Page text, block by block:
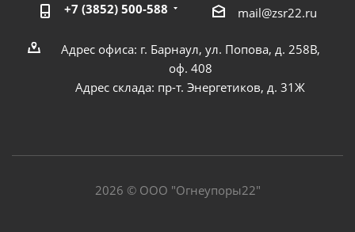
+7 (3852) 500-588 mail@zsr22.ru
Адрес офиса: г. Барнаул, ул. Попова, д. 258В,
оф. 408
Адрес склада: пр-т. Энергетиков, д. 31Ж
2026 © ООО "Огнеупоры22"